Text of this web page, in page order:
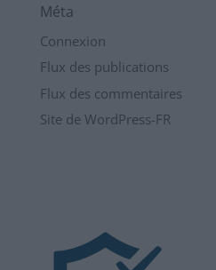
Méta
Connexion
Flux des publications
Flux des commentaires
Site de WordPress-FR